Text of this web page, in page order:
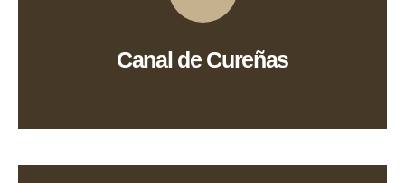
Canal de Cureñas
Ver Ruta